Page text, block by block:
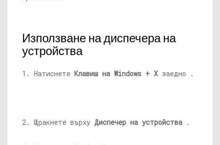
Използване на диспечера на
устройства
1. Натиснете Клавиш на Windows + Xзаедно .
2. Щракнете върху Диспечер на устройства .